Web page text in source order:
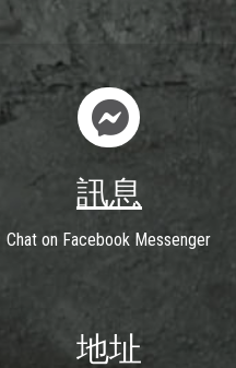
訊息
Chat on Facebook Messenger
地址